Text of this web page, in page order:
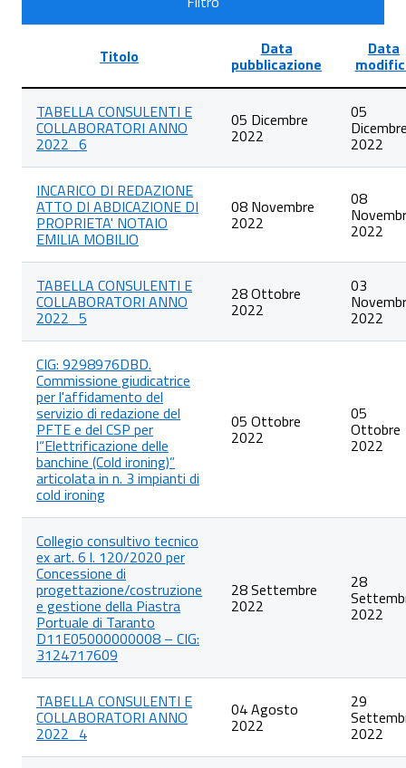
degli
articoli
nella
categoria
incarichi
collaborazione
o
consulenza
2022
Titolo Data
pubblicazione
Data
TABELLA CONSULENTI E
COLLABORATORI ANNO
2022_6
05 Dicembre
2022
05
2022
INCARICO DI REDAZIONE
ATTO DI ABDICAZIONE DI
PROPRIETA' NOTAIO
EMILIA MOBILIO
08 Novembre
2022
08
2022
TABELLA CONSULENTI E
COLLABORATORI ANNO
2022_5
28 Ottobre
2022
03
2022
CIG: 9298976DBD.
Commissione giudicatrice
per l'affidamento del
servizio di redazione del
PFTE e del CSP per
l“Elettrificazione delle
banchine (Cold ironing)”
articolata in n. 3 impianti di
cold ironing
05 Ottobre
2022
05
Ottobre
2022
Collegio consultivo tecnico
ex art. 6 l. 120/2020 per
Concessione di
progettazione/costruzione
e gestione della Piastra
Portuale di Taranto
D11E05000000008 – CIG:
3124717609
28 Settembre
2022
28
2022
TABELLA CONSULENTI E
COLLABORATORI ANNO
2022_4
04 Agosto
2022
29
2022